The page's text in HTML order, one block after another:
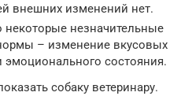
внешних изменений нет.
незначительные
– изменение вкусовых
эмоционального состояния.
собаку ветеринару.